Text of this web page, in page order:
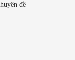
đề